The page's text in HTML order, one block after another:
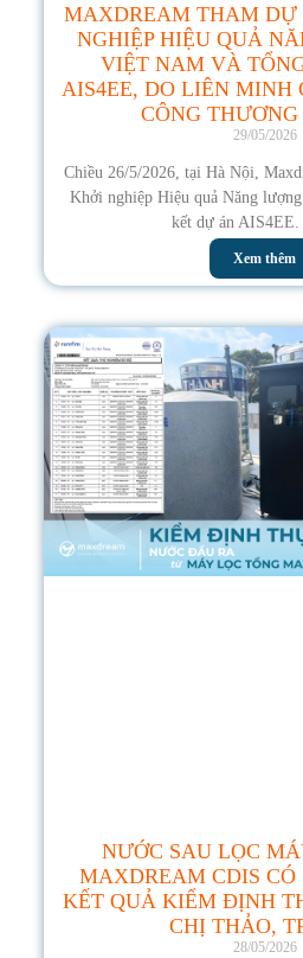
MAXDREAM THAM DỰ
NGHIỆP HIỆU QUẢ
VIỆT NAM VÀ
AIS4EE, DO LIÊN MINH
CÔNG
29/05/2026
Chiều 26/5/2026, tại Hà Nội,
Khởi nghiệp Hiệu quả Năng
kết dự án AIS4EE.
Xem thêm
NƯỚC SAU LỌC
MAXDREAM CDIS CÓ
KẾT QUẢ KIỂM ĐỊNH
CHỊ THẢO,
28/05/2026